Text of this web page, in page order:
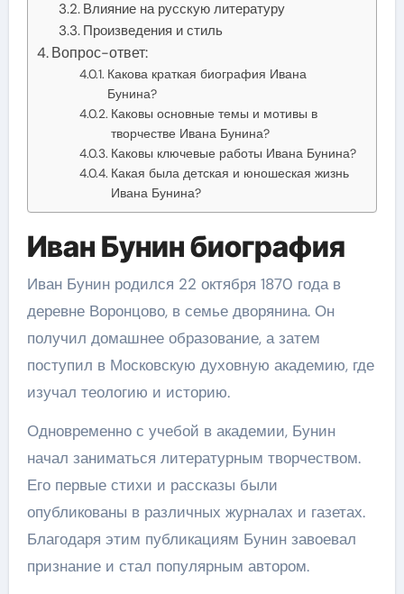
Влияние на русскую литературу
Произведения и стиль
Вопрос-ответ:
Какова краткая биография Ивана
Бунина?
Каковы основные темы и мотивы в
творчестве Ивана Бунина?
Каковы ключевые работы Ивана Бунина?
Какая была детская и юношеская жизнь
Ивана Бунина?
Иван Бунин биография
Иван Бунин родился 22 октября 1870 года в
деревне Воронцово, в семье дворянина. Он
получил домашнее образование, а затем
поступил в Московскую духовную академию, где
изучал теологию и историю.
Одновременно с учебой в академии, Бунин
начал заниматься литературным творчеством.
Его первые стихи и рассказы были
опубликованы в различных журналах и газетах.
Благодаря этим публикациям Бунин завоевал
признание и стал популярным автором.